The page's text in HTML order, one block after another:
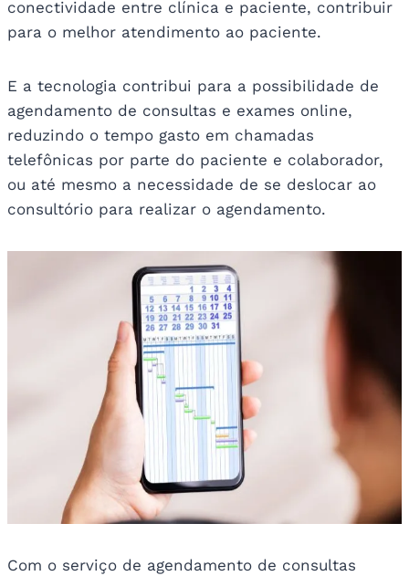
conectividade entre clínica e paciente, contribuir
para o melhor atendimento ao paciente.
E a tecnologia contribui para a possibilidade de
agendamento de consultas e exames online,
reduzindo o tempo gasto em chamadas
telefônicas por parte do paciente e colaborador,
ou até mesmo a necessidade de se deslocar ao
consultório para realizar o agendamento.
Com o serviço de agendamento de consultas